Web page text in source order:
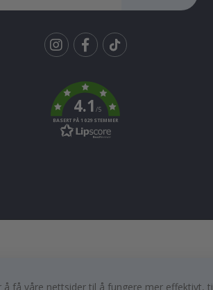
k
4.1/5
BASERT PÅ 1029 STEMMER
å få våre nettsider til å fungere mer effektivt,